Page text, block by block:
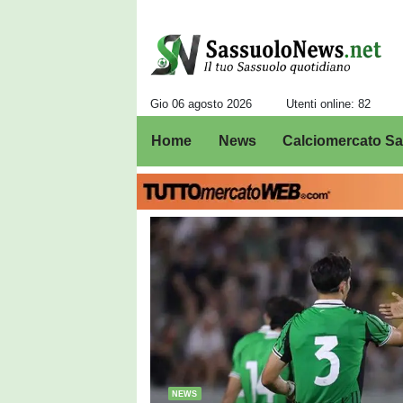
Gio 06 agosto 2026 Utenti online: 82
Home News Calciomercato
Sassuolo
NEWS